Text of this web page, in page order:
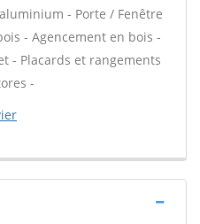
- Porte / Fenêtre
- Agencement en bois -
- Placards et rangements
-